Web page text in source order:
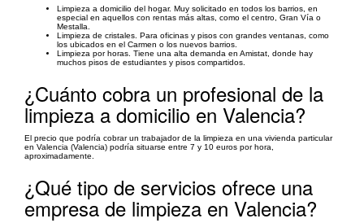
Limpieza a domicilio del hogar. Muy solicitado en todos los barrios, en
especial en aquellos con rentas más altas, como el centro, Gran Vía o
Mestalla.
Limpieza de cristales. Para oficinas y pisos con grandes ventanas, como
los ubicados en el Carmen o los nuevos barrios.
Limpieza por horas. Tiene una alta demanda en Amistat, donde hay
muchos pisos de estudiantes y pisos compartidos.
¿Cuánto cobra un profesional de la
limpieza a domicilio en Valencia?
El precio que podría cobrar un trabajador de la limpieza en una vivienda particular
en Valencia (Valencia) podría situarse entre 7 y 10 euros por hora,
aproximadamente.
¿Qué tipo de servicios ofrece una
empresa de limpieza en Valencia?